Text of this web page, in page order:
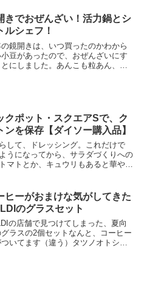
きでおぜんざい！活力鍋とシ
ルシェフ！
鏡開きは、いつ買ったのかわから
小豆があったので、おぜんざいにす
にしました。あんこも粒あん、お
クポット・スクエアSで、ク
ンを保存【ダイソー購入品】
して、ドレッシング。これだけで
うになってから、サラダづくりへの
マトとか、キュウリもあると華やか
ヒーがおまけな気がしてきた
のグラスセット
の店舗で見つけてしまった、夏向
グラスの2個セットなんと、コーヒー
いてます（違う）タツノオトシゴ